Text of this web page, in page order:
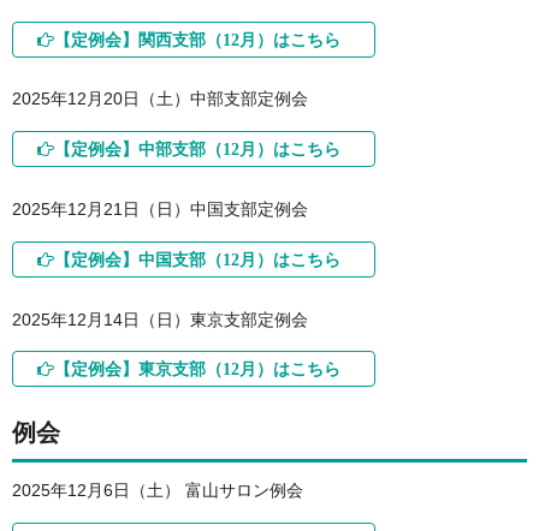
【定例会】関西支部（12月）はこちら
2025年12月20日（土）中部支部定例会
【定例会】中部支部（12月）はこちら
2025年12月21日（日）中国支部定例会
【定例会】中国支部（12月）はこちら
2025年12月14日（日）東京支部定例会
【定例会】東京支部（12月）はこちら
例会
2025年12月6日（土） 富山サロン例会